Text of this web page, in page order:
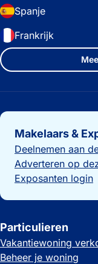
Spanje
Frankrijk
Belangrijke links
Makelaars &
Deelnemen aan
Adverteren op
Exposanten login
Particulieren
Vakantiewoning
Beheer je woning